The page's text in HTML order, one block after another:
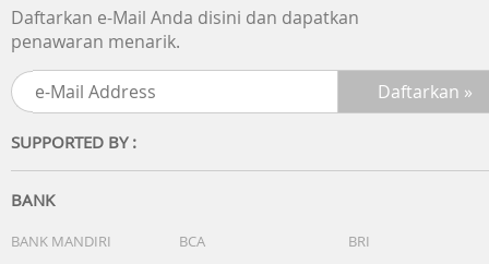
Daftarkan e-Mail Anda disini dan dapatkan
penawaran menarik.
SUPPORTED BY :
BANK
BANK MANDIRI BCA
BRI